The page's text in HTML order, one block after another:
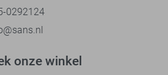
0292124
onze winkel